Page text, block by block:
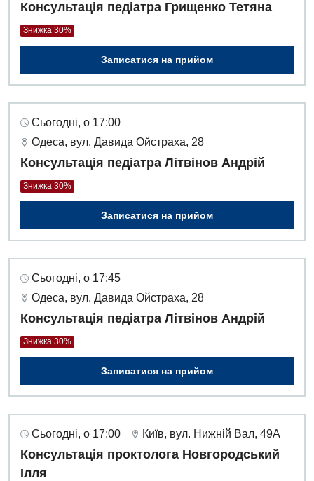
Акушерство і гінекологія
Алергологія, імунологія
Вакцинація
Відділення кардіосудинної патології та неврології
Гінекологічне відділення
Денний стаціонар
Дерматовенерологія
Кардіологія
Кардіохірургія
Терапевтичне відділення
Травматологічне відділення
Урологічне відділення
Хірургічне відділення
Швидка медична допомога
Консультація педіатра Грищенко Тетяна
Знижка 30%
Записатися на прийом
Сьогодні, о 17:00
Одеса, вул. Давида Ойстраха, 28
Консультація педіатра Літвінов Андрій
Знижка 30%
Записатися на прийом
Сьогодні, о 17:45
Одеса, вул. Давида Ойстраха, 28
Консультація педіатра Літвінов Андрій
Знижка 30%
Записатися на прийом
Сьогодні, о 17:00 Київ, вул. Нижній Вал, 49А
Консультація проктолога Новгородський
Ілля